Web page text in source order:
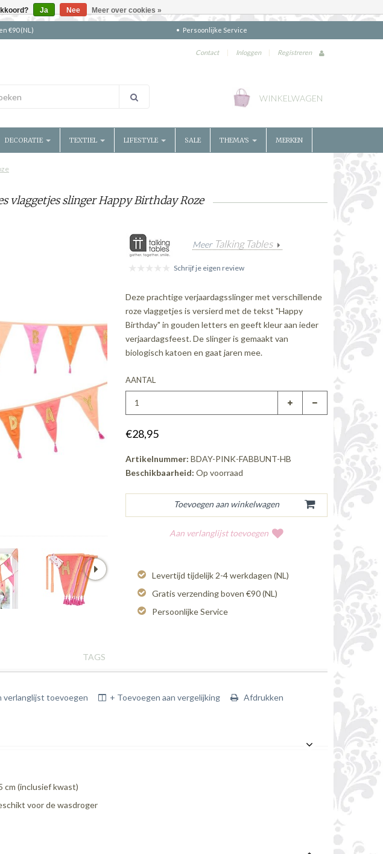
€90 (NL) Persoonlijke Service
Contact | Inloggen | Registreren
WINKELWAGEN
DECORATIE TEXTIEL LIFESTYLE SALE THEMA'S MERKEN
vlaggetjes slinger Happy Birthday Roze
Meer Talking Tables
Schrijf je eigen review
Deze prachtige verjaardagsslinger met verschillende
roze vlaggetjes is versierd met de tekst "Happy
Birthday" in gouden letters en geeft kleur aan ieder
verjaardagsfeest. De slinger is gemaakt van
biologisch katoen en gaat jaren mee.
AANTAL
€28,95
Artikelnummer: BDAY-PINK-FABBUNT-HB
Beschikbaarheid: Op voorraad
Aan verlanglijst toevoegen
Levertijd tijdelijk 2-4 werkdagen (NL)
Gratis verzending boven €90 (NL)
Persoonlijke Service
TAGS
verlanglijst toevoegen + Toevoegen aan vergelijking Afdrukken
cm (inclusief kwast)
voor de wasdroger
Ja Nee Meer over cookies »